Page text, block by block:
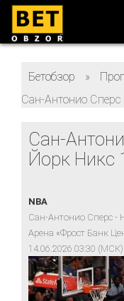
Бетобзор »
Сан-Антонио
Сан-
Йорк Никс
NBA
Сан-Антонио Сперс -
Арена «Фрост Банк
14.06.2026 03:30 (МСК)